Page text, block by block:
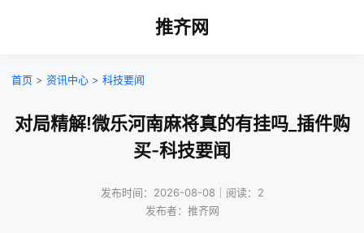
推齐网
首页 > 资讯中心 > 科技要闻
对局精解!微乐河南麻将真的有挂吗_插件购
买-科技要闻
发布时间：2026-08-08｜阅读：2
发布者：推齐网